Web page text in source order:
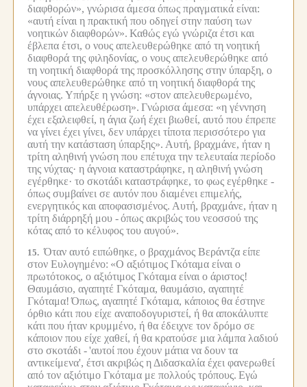
διαφθορών», γνώρισα άμεσα όπως πραγματικά είναι:
«αυτή είναι η πρακτική που οδηγεί στην παύση των
νοητικών διαφθορών». Καθώς εγώ γνώριζα έτσι και
έβλεπα έτσι, ο νους απελευθερώθηκε από τη νοητική
διαφθορά της φιληδονίας, ο νους απελευθερώθηκε από
τη νοητική διαφθορά της προσκόλλησης στην ύπαρξη, ο
νους απελευθερώθηκε από τη νοητική διαφθορά της
άγνοιας. Υπήρξε η γνώση: «στον απελευθερωμένο,
υπάρχει απελευθέρωση». Γνώρισα άμεσα: «η γέννηση
έχει εξαλειφθεί, η άγια ζωή έχει βιωθεί, αυτό που έπρεπε
να γίνει έχει γίνει, δεν υπάρχει τίποτα περισσότερο για
αυτή την κατάσταση ύπαρξης». Αυτή, βραχμάνε, ήταν η
τρίτη αληθινή γνώση που επέτυχα την τελευταία περίοδο
της νύχτας· η άγνοια καταστράφηκε, η αληθινή γνώση
εγέρθηκε· το σκοτάδι καταστράφηκε, το φως εγέρθηκε -
όπως συμβαίνει σε αυτόν που διαμένει επιμελής,
ενεργητικός και αποφασισμένος. Αυτή, βραχμάνε, ήταν η
τρίτη διάρρηξή μου -όπως ακριβώς του νεοσσού της
κότας από το κέλυφος του αυγού».
15. Όταν αυτό ειπώθηκε, ο βραχμάνος Βεράντζα είπε
στον Ευλογημένο: «Ο αξιότιμος Γκόταμα είναι ο
πρωτότοκος, ο αξιότιμος Γκόταμα είναι ο άριστος!
Θαυμάσιο, αγαπητέ Γκόταμα, θαυμάσιο, αγαπητέ
Γκόταμα! Όπως, αγαπητέ Γκόταμα, κάποιος θα έστηνε
όρθιο κάτι που είχε αναποδογυριστεί, ή θα αποκάλυπτε
κάτι που ήταν κρυμμένο, ή θα έδειχνε τον δρόμο σε
κάποιον που είχε χαθεί, ή θα κρατούσε μια λάμπα λαδιού
στο σκοτάδι -'αυτοί που έχουν μάτια να δουν τα
αντικείμενα', έτσι ακριβώς η Διδασκαλία έχει φανερωθεί
από τον αξιότιμο Γκόταμα με πολλούς τρόπους. Εγώ